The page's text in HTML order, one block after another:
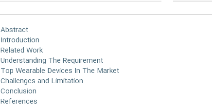
Abstract
Introduction
Related Work
Understanding The Requirement
Top Wearable Devices In The Market
Challenges and Limitation
Conclusion
References